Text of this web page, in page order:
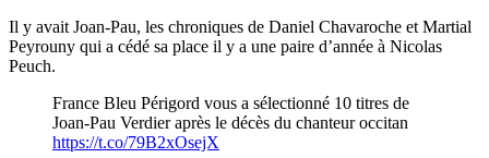
Il y avait Joan-Pau, les chroniques de Daniel Chavaroche et Martial
Peyrouny qui a cédé sa place il y a une paire d’année à Nicolas
Peuch.
France Bleu Périgord vous a sélectionné 10 titres de
Joan-Pau Verdier après le décès du chanteur occitan
https://t.co/79B2xOsejX